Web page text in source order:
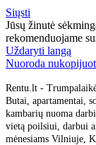
Siųsti
Jūsų žinutė
rekomenduojame
Uždaryti langą
Nuoroda
Rentu.lt -
Butai, apartamentai,
kambarių nuoma
vietą poilsiui, darbui
mėnesiams Vilniuje,